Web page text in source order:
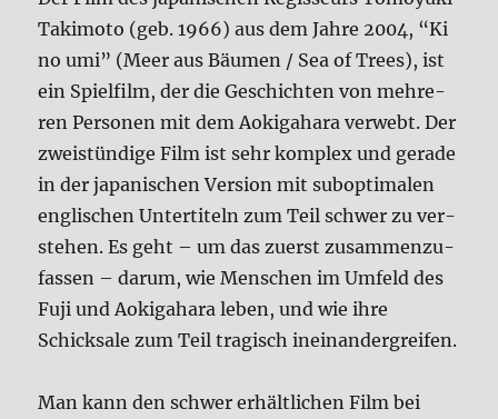
Taki­mo­to (geb. 1966) aus dem Jah­re 2004, “Ki
no umi” (Meer aus Bäu­men / Sea of Trees), ist
ein Spiel­film, der die Geschich­ten von meh­re­
ren Per­so­nen mit dem Aoki­ga­ha­ra ver­webt. Der
zwei­stün­di­ge Film ist sehr kom­plex und gera­de
in der japa­ni­schen Ver­si­on mit sub­op­ti­ma­len
eng­li­schen Unter­ti­teln zum Teil schwer zu ver­
ste­hen. Es geht – um das zuerst zusam­men­zu­
fas­sen – dar­um, wie Men­schen im Umfeld des
Fuji und Aoki­ga­ha­ra leben, und wie ihre
Schick­sa­le zum Teil tra­gisch inein­an­der­grei­fen.
Man kann den schwer erhält­li­chen Film bei